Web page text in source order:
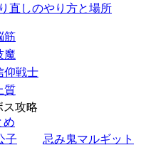
直しのやり方と場所
筋
魔
仰戦士
質
ス攻略
め
子
忌み鬼マルギット